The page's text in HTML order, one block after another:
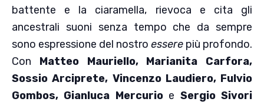
battente e la ciaramella, rievoca e cita gli
ancestrali suoni senza tempo che da sempre
sono espressione del nostro essere più profondo.
Con Matteo Mauriello, Marianita Carfora,
Sossio Arciprete, Vincenzo Laudiero, Fulvio
Gombos, Gianluca Mercurioe Sergio Sivori